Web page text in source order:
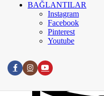
BAĞLANTILAR
Instagram
Facebook
Pinterest
Youtube